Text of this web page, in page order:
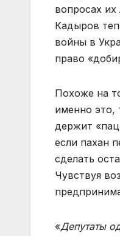
вопросах их
Кадыров
войны в
право
Похоже на
именно это,
держит
если пахан
сделать
Чувствуя
«Депутаты